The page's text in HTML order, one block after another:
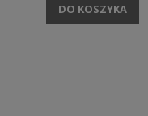
DO KOSZYKA